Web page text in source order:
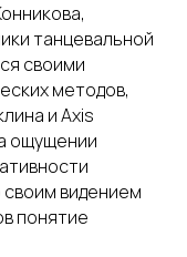
танцевальной
своими
методов,
и Axis
ощущении
видением
понятие